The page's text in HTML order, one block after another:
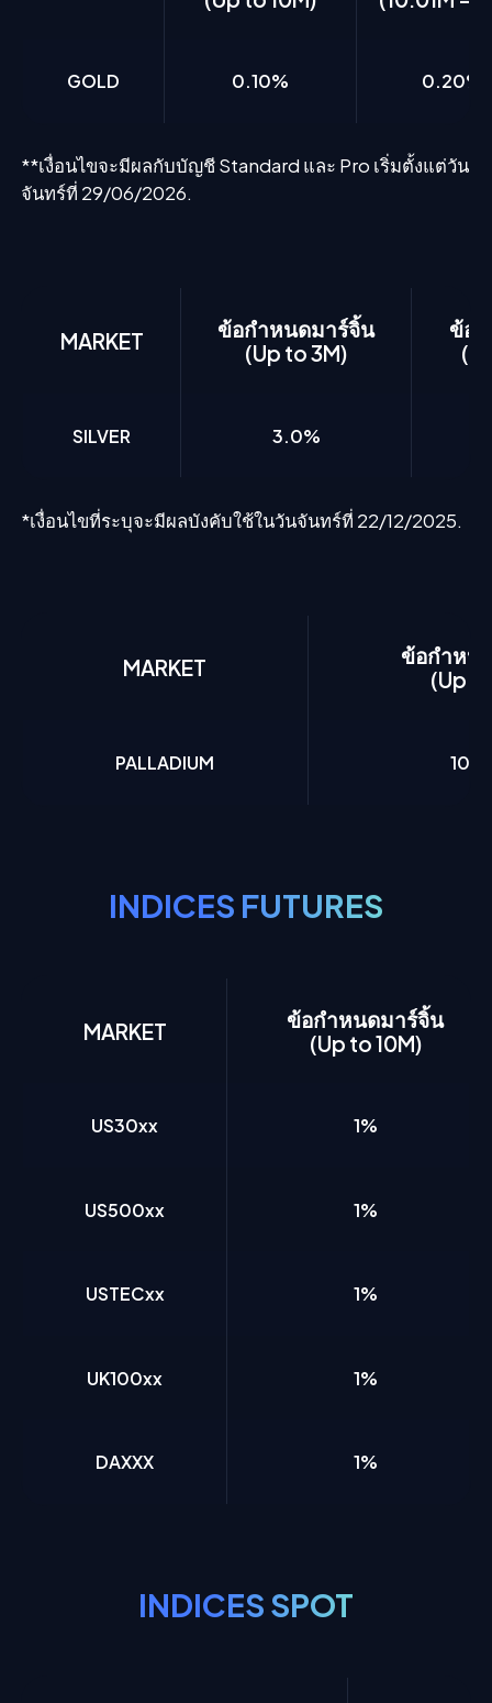
GOLD 0.10% 0.20%
**เงื่อนไขจะมีผลกับบัญชี Standard และ Pro เริ่มตั้งแต่วัน
จันทร์ที่ 29/06/2026.
MARKET
SILVER
ข้อกำหนดมาร์จิ้น
(Up to 3M)
3.0%
ข้อ
*เงื่อนไขที่ระบุจะมีผลบังคับใช้ในวันจันทร์ที่ 22/12/2025.
MARKET
PALLADIUM
ข้อกำหน
(Up
INDICES FUTURES
MARKET
US30xx
US500xx
USTECxx
UK100xx
DAXXX
ข้อกำหนดมาร์จิ้น
(Up to 10M)
1%
1%
1%
1%
1%
INDICES SPOT